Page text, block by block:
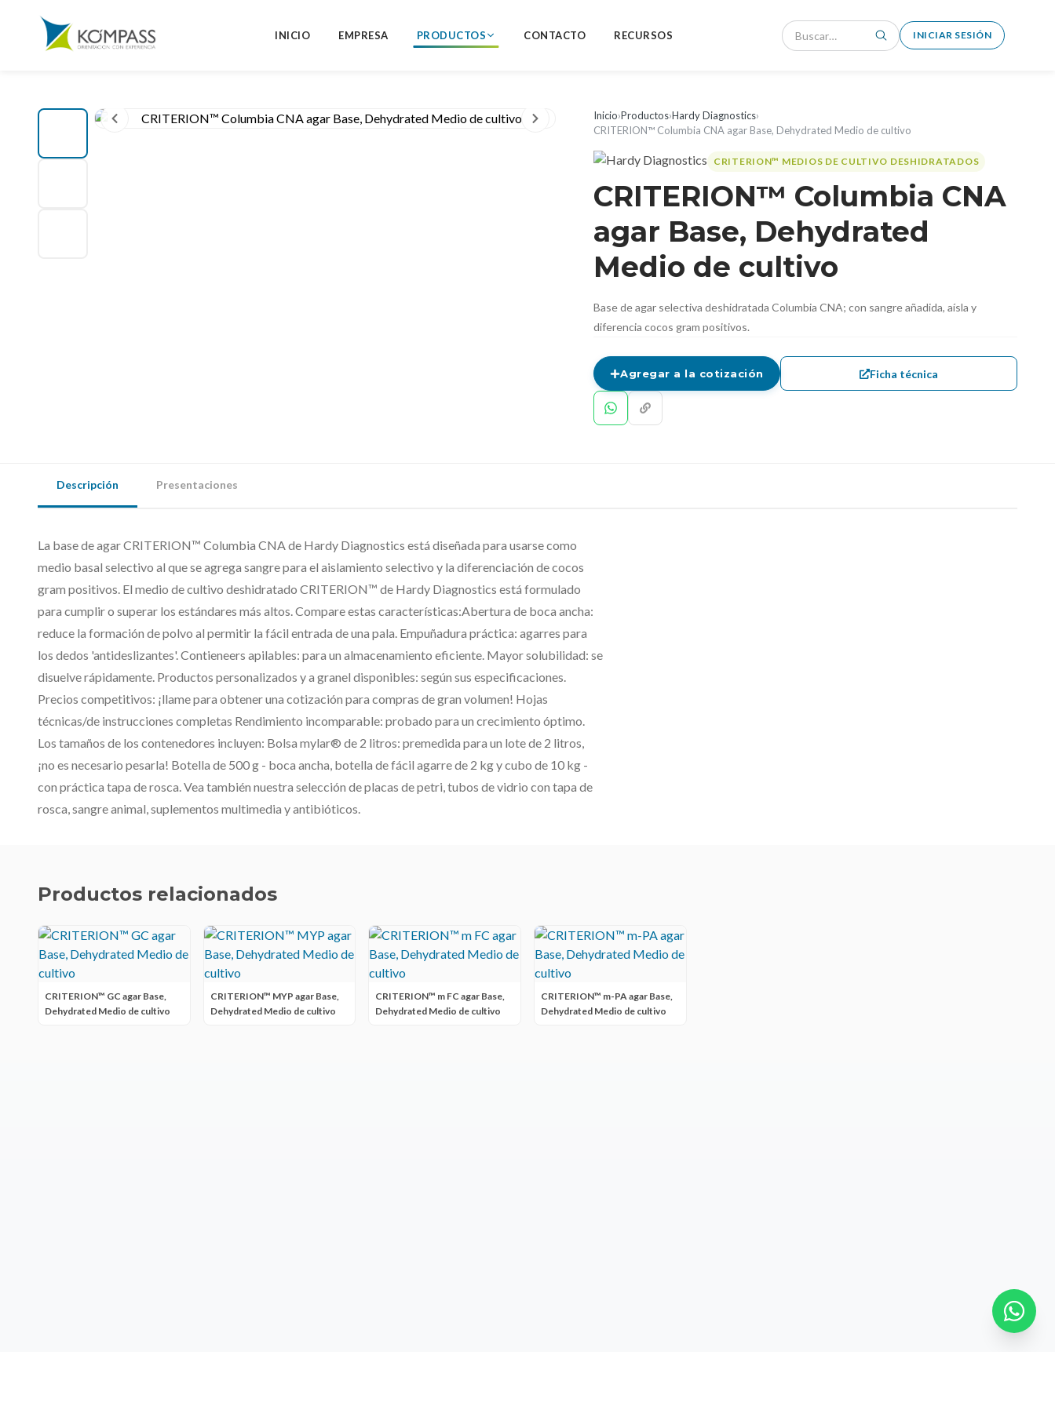
INICIO EMPRESA PRODUCTOS CONTACTO RECURSOS INICIAR SESIÓN
Inicio›Productos›Hardy Diagnostics›
CRITERION™ Columbia CNA agar Base, Dehydrated Medio de cultivo
CRITERION™ MEDIOS DE CULTIVO DESHIDRATADOS
CRITERION™ Columbia CNA
agar Base, Dehydrated
Medio de cultivo
Base de agar selectiva deshidratada Columbia CNA; con sangre añadida, aísla y
diferencia cocos gram positivos.
Agregar a la cotización Ficha técnica
Descripción Presentaciones
La base de agar CRITERION™ Columbia CNA de Hardy Diagnostics está diseñada para usarse como
medio basal selectivo al que se agrega sangre para el aislamiento selectivo y la diferenciación de cocos
gram positivos. El medio de cultivo deshidratado CRITERION™ de Hardy Diagnostics está formulado
para cumplir o superar los estándares más altos. Compare estas características:Abertura de boca ancha:
reduce la formación de polvo al permitir la fácil entrada de una pala. Empuñadura práctica: agarres para
los dedos 'antideslizantes'. Contieneers apilables: para un almacenamiento eficiente. Mayor solubilidad: se
disuelve rápidamente. Productos personalizados y a granel disponibles: según sus especificaciones.
Precios competitivos: ¡llame para obtener una cotización para compras de gran volumen! Hojas
técnicas/de instrucciones completas Rendimiento incomparable: probado para un crecimiento óptimo.
Los tamaños de los contenedores incluyen: Bolsa mylar® de 2 litros: premedida para un lote de 2 litros,
¡no es necesario pesarla! Botella de 500 g - boca ancha, botella de fácil agarre de 2 kg y cubo de 10 kg -
con práctica tapa de rosca. Vea también nuestra selección de placas de petri, tubos de vidrio con tapa de
rosca, sangre animal, suplementos multimedia y antibióticos.
Productos relacionados
CRITERION™ GC agar Base,
Dehydrated Medio de cultivo
CRITERION™ MYP agar Base,
Dehydrated Medio de cultivo
CRITERION™ m FC agar Base,
Dehydrated Medio de cultivo
CRITERION™ m-PA agar Base,
Dehydrated Medio de cultivo